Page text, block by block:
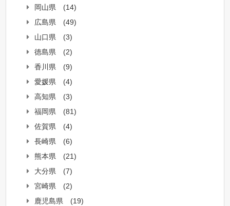
岡山県
(14)
広島県
(49)
山口県
(3)
徳島県
(2)
香川県
(9)
愛媛県
(4)
高知県
(3)
福岡県
(81)
佐賀県
(4)
長崎県
(6)
熊本県
(21)
大分県
(7)
宮崎県
(2)
鹿児島県
(19)